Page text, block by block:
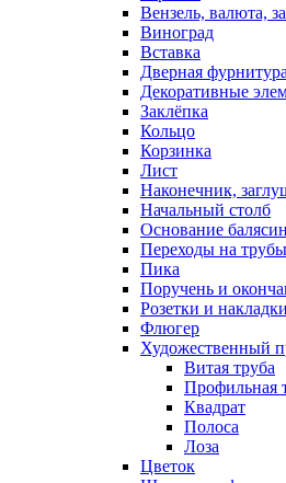
Вензель, валюта,
Виноград
Вставка
Дверная фурнитура
Декоративные
Заклёпка
Кольцо
Корзинка
Лист
Наконечник,
Начальный столб
Основание
Переходы на трубы
Пика
Поручень и
Розетки и накладки
Флюгер
Художественный
Витая труба
Профильная
Квадрат
Полоса
Лоза
Цветок